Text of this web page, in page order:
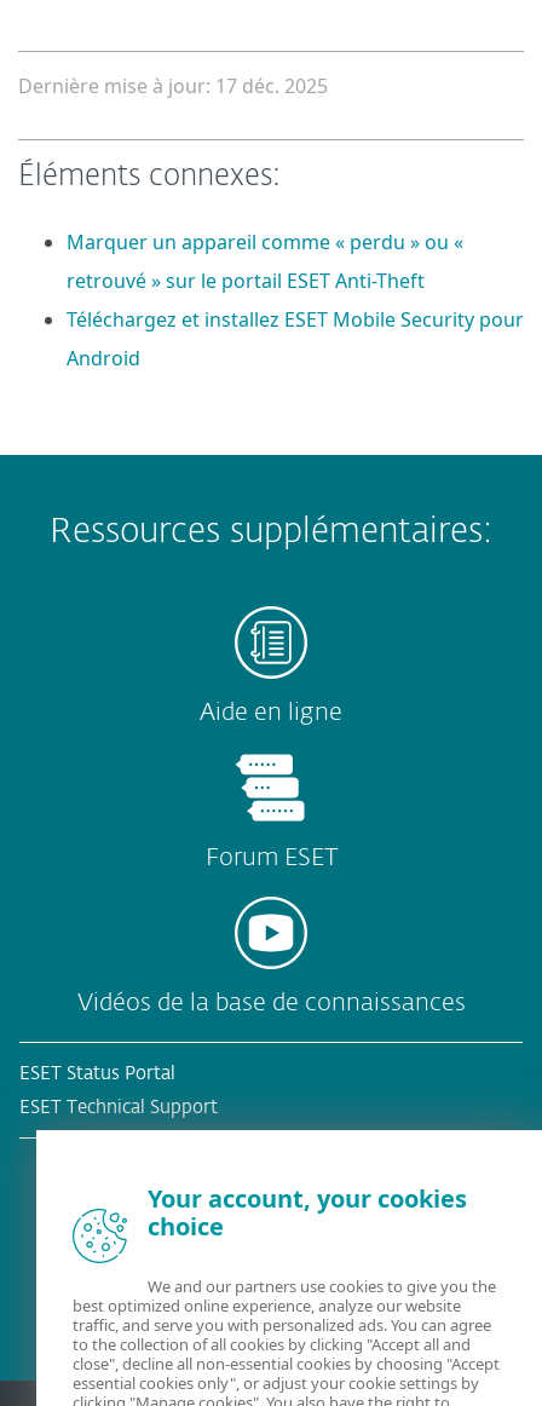
Dernière mise à jour: 17 déc. 2025
Éléments connexes:
Marquer un appareil comme « perdu » ou «
retrouvé » sur le portail ESET Anti-Theft
Téléchargez et installez ESET Mobile Security pour
Android
Ressources supplémentaires:
Aide en ligne
Forum ESET
Vidéos de la base de connaissances
ESET Status Portal
ESET Technical Support
Your account, your cookies
choice
We and our partners use cookies to give you the
best optimized online experience, analyze our website
traffic, and serve you with personalized ads. You can agree
to the collection of all cookies by clicking "Accept all and
close", decline all non-essential cookies by choosing "Accept
essential cookies only", or adjust your cookie settings by